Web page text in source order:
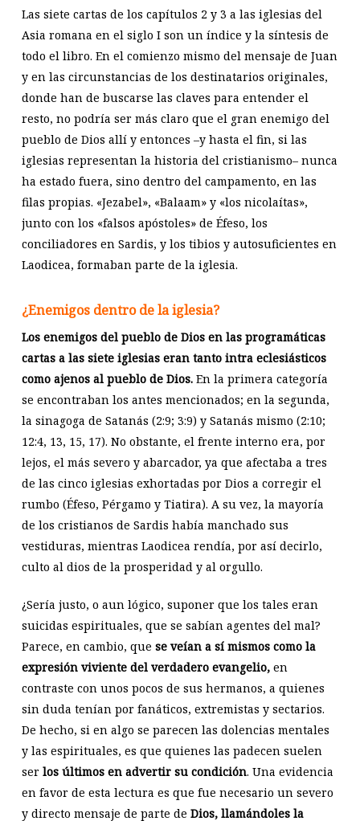
Las siete cartas de los capítulos 2 y 3 a las iglesias del
Asia romana en el siglo I son un índice y la síntesis de
todo el libro. En el comienzo mismo del mensaje de Juan
y en las circunstancias de los destinatarios originales,
donde han de buscarse las claves para entender el
resto, no podría ser más claro que el gran enemigo del
pueblo de Dios allí y entonces –y hasta el fin, si las
iglesias representan la historia del cristianismo– nunca
ha estado fuera, sino dentro del campamento, en las
filas propias. «Jezabel», «Balaam» y «los nicolaítas»,
junto con los «falsos apóstoles» de Éfeso, los
conciliadores en Sardis, y los tibios y autosuficientes en
Laodicea, formaban parte de la iglesia.
¿Enemigos dentro de la iglesia?
Los enemigos del pueblo de Dios en las programáticas
cartas a las siete iglesias eran tanto intra eclesiásticos
como ajenos al pueblo de Dios.En la primera categoría
se encontraban los antes mencionados; en la segunda,
la sinagoga de Satanás (2:9; 3:9) y Satanás mismo (2:10;
12:4, 13, 15, 17). No obstante, el frente interno era, por
lejos, el más severo y abarcador, ya que afectaba a tres
de las cinco iglesias exhortadas por Dios a corregir el
rumbo (Éfeso, Pérgamo y Tiatira). A su vez, la mayoría
de los cristianos de Sardis había manchado sus
vestiduras, mientras Laodicea rendía, por así decirlo,
culto al dios de la prosperidad y al orgullo.
¿Sería justo, o aun lógico, suponer que los tales eran
suicidas espirituales, que se sabían agentes del mal?
Parece, en cambio, que se veían a sí mismos como la
expresión viviente del verdadero evangelio,en
contraste con unos pocos de sus hermanos, a quienes
sin duda tenían por fanáticos, extremistas y sectarios.
De hecho, si en algo se parecen las dolencias mentales
y las espirituales, es que quienes las padecen suelen
ser los últimos en advertir su condición. Una evidencia
en favor de esta lectura es que fue necesario un severo
y directo mensaje de parte de Dios, llamándoles la